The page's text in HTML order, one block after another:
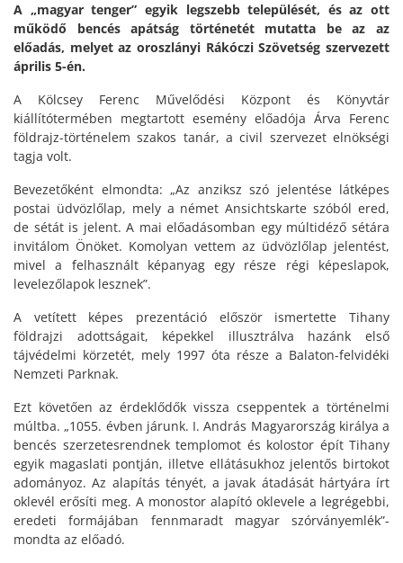
A „magyar tenger” egyik legszebb települését, és az ott
működő bencés apátság történetét mutatta be az az
előadás, melyet az oroszlányi Rákóczi Szövetség szervezett
április 5-én.
A Kölcsey Ferenc Művelődési Központ és Könyvtár
kiállítótermében megtartott esemény előadója Árva Ferenc
földrajz-történelem szakos tanár, a civil szervezet elnökségi
tagja volt.
Bevezetőként elmondta: „Az anziksz szó jelentése látképes
postai üdvözlőlap, mely a német Ansichtskarte szóból ered,
de sétát is jelent. A mai előadásomban egy múltidéző sétára
invitálom Önöket. Komolyan vettem az üdvözlőlap jelentést,
mivel a felhasznált képanyag egy része régi képeslapok,
levelezőlapok lesznek”.
A vetített képes prezentáció először ismertette Tihany
földrajzi adottságait, képekkel illusztrálva hazánk első
tájvédelmi körzetét, mely 1997 óta része a Balaton-felvidéki
Nemzeti Parknak.
Ezt követően az érdeklődők vissza cseppentek a történelmi
múltba. „1055. évben járunk. I. András Magyarország királya a
bencés szerzetesrendnek templomot és kolostor épít Tihany
egyik magaslati pontján, illetve ellátásukhoz jelentős birtokot
adományoz. Az alapítás tényét, a javak átadását hártyára írt
oklevél erősíti meg. A monostor alapító oklevele a legrégebbi,
eredeti formájában fennmaradt magyar szórványemlék”-
mondta az előadó.